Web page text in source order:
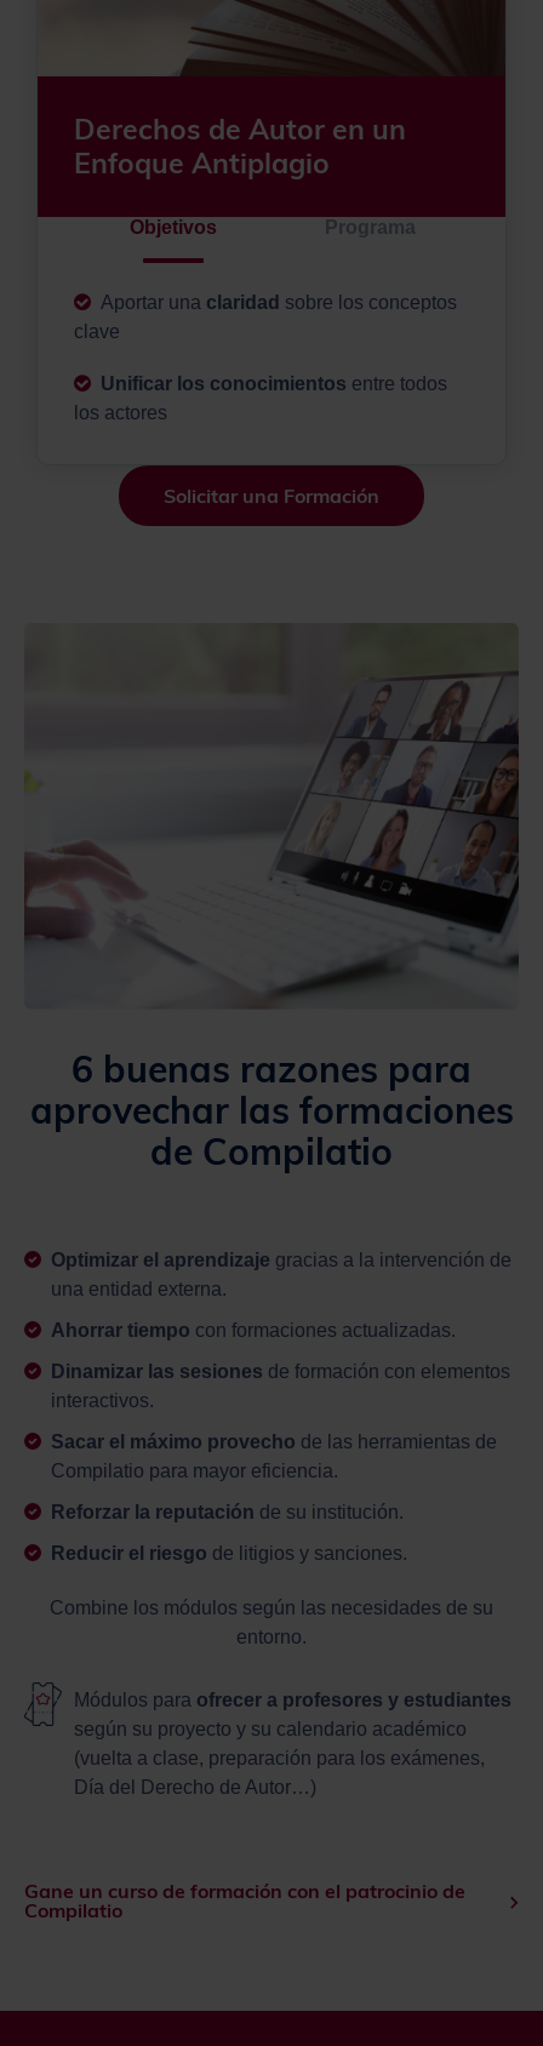
Derechos de Autor en un
Enfoque Antiplagio
Objetivos Programa
Aportar una claridad sobre los conceptos
clave
Unificar los conocimientos entre todos
los actores
Solicitar una Formación
6 buenas razones para
aprovechar las formaciones
de Compilatio
Optimizar el aprendizaje gracias a la intervención de
una entidad externa.
Ahorrar tiempo con formaciones actualizadas.
Dinamizar las sesiones de formación con elementos
interactivos.
Sacar el máximo provecho de las herramientas de
Compilatio para mayor eficiencia.
Reforzar la reputación de su institución.
Reducir el riesgo de litigios y sanciones.
Combine los módulos según las necesidades de su
entorno.
Módulos para ofrecer a profesores y estudiantes
según su proyecto y su calendario académico
(vuelta a clase, preparación para los exámenes,
Día del Derecho de Autor…)
Gane un curso de formación con el patrocinio de
Compilatio